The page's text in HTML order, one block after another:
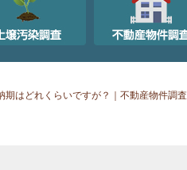
期はどれくらいですが？｜不動産物件調査